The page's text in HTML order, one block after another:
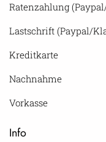
Ratenzahlung
Lastschrift (Paypal/
Kreditkarte
Nachnahme
Vorkasse
Info